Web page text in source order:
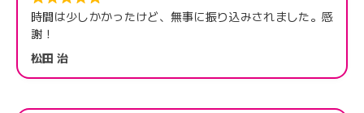
時間は少しかかったけど、無事に振り込みされました。感
謝！
松田 治